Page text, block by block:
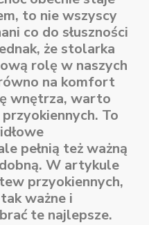
to nie wszyscy
co do słuszności
że stolarka
rolę w naszych
na komfort
wnętrza, warto
To
pełnią też ważną
W artykule
przyokiennych,
ważne i
te najlepsze.